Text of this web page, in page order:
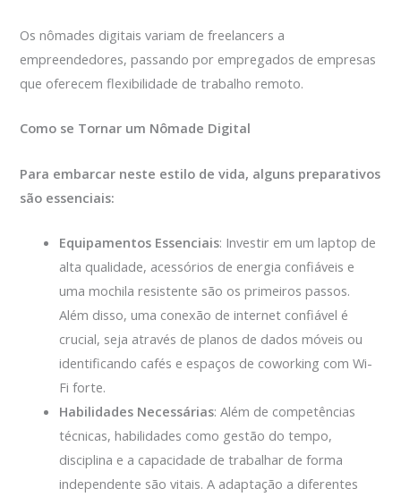
Os nômades digitais variam de freelancers a
empreendedores, passando por empregados de empresas
que oferecem flexibilidade de trabalho remoto.
Como se Tornar um Nômade Digital
Para embarcar neste estilo de vida, alguns preparativos
são essenciais:
Equipamentos Essenciais: Investir em um laptop de
alta qualidade, acessórios de energia confiáveis e
uma mochila resistente são os primeiros passos.
Além disso, uma conexão de internet confiável é
crucial, seja através de planos de dados móveis ou
identificando cafés e espaços de coworking com Wi-
Fi forte.
Habilidades Necessárias: Além de competências
técnicas, habilidades como gestão do tempo,
disciplina e a capacidade de trabalhar de forma
independente são vitais. A adaptação a diferentes